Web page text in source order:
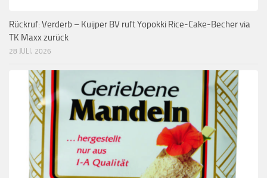
Rückruf: Verderb – Kuijper BV ruft Yopokki Rice-Cake-Becher via
TK Maxx zurück
28 JULI, 2026